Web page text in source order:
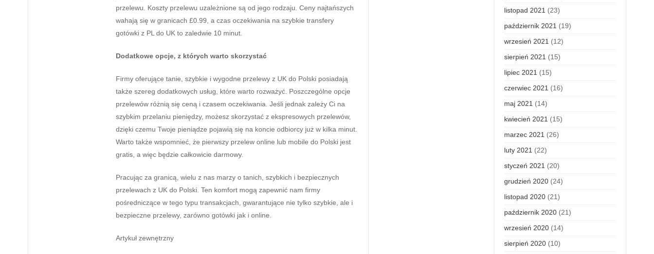
przelewu. Koszty przelewu uzależnione są od jego rodzaju. Ceny najtańszych
wahają się w granicach £0.99, a czas oczekiwania na szybkie transfery
gotówki z PL do UK to zaledwie 10 minut.
Dodatkowe opcje, z których warto skorzystać
Firmy oferujące tanie, szybkie i wygodne przelewy z UK do Polski posiadają
także szereg dodatkowych usług, które warto rozważyć. Poszczególne opcje
przelewów różnią się ceną i czasem oczekiwania. Jeśli jednak zależy Ci na
szybkim przelaniu pieniędzy, możesz skorzystać z ekspresowych przelewów,
dzięki czemu Twoje pieniądze pojawią się na koncie odbiorcy już w kilka minut.
Warto także wspomnieć, że pierwszy przelew online lub mobile do Polski jest
gratis, a więc będzie całkowicie darmowy.
Pracując za granicą, wielu z nas marzy o tanich, szybkich i bezpiecznych
przelewach z UK do Polski. Ten komfort mogą zapewnić nam firmy
pośredniczące w tego typu transakcjach, gwarantujące nie tylko szybkie, ale i
bezpieczne przelewy, zarówno gotówki jak i online.
Artykuł zewnętrzny
listopad 2021 (23)
październik 2021 (19)
wrzesień 2021 (12)
sierpień 2021 (15)
lipiec 2021 (15)
czerwiec 2021 (16)
maj 2021 (14)
kwiecień 2021 (15)
marzec 2021 (26)
luty 2021 (22)
styczeń 2021 (20)
grudzień 2020(24)
listopad 2020(21)
październik 2020(21)
wrzesień 2020(14)
sierpień 2020(10)